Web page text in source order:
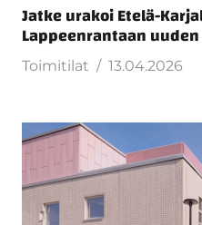
Jatke urakoi Etelä-
Lappeenrantaan
Toimitilat 13.04.2026